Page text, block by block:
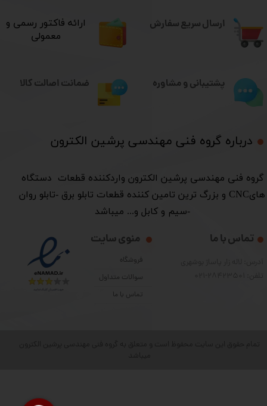
ارسال سریع سفارش
درباره گروه فنی مهندسی پرشین الکترون​​​​​​​
​گروه فنی مهندسی پرشین الکترون واردکننده قطعات دستگاه
هایCNC و بزرگ ترین تامین کننده قطعات تابلو برق -تابلو روان
-سیم و کابل و... میباشد
منوی سایت
فروشگاه
سوالات متداول
تماس با ما
تماس با ما
​ارائه فاکتور رسمی و
معمولی
پشتیبانی و مشاوره ضمانت اصالت کالا